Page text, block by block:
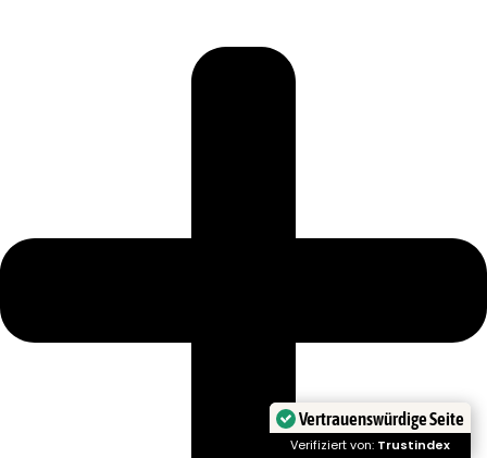
Vertrauenswürdige Seite
Verifiziert von: Trustindex